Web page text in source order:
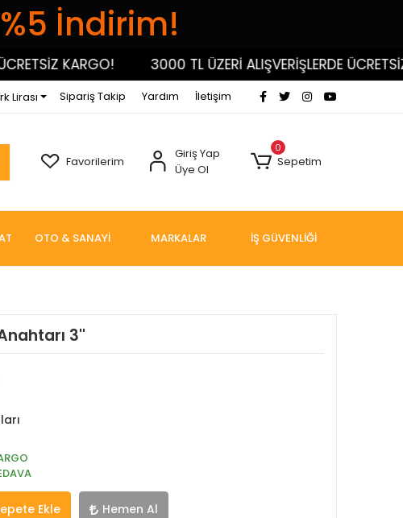
İndirim!
KARGO! 3000 TL ÜZERİ ALIŞVERİŞLERDE ÜCRETSİZ
Lirası Sipariş Takip Yardım İletişim
Favorilerim
Giriş Yap
Üye Ol
0
Sepetim
OTO & SANAYİ MARKALAR İŞ GÜVENLİĞİ
3''
Ekle Hemen Al